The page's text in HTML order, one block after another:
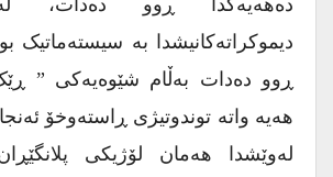
دەهەیەکدا ڕوو دەدات،
دیموکراتەکانیشدا بە سیستەماتیک
ڕوو دەدات بەڵام شێوەیەکی ”
هەیە واتە توندوتیژی ڕاستەوخۆ
لەوێشدا هەمان لۆژیکی